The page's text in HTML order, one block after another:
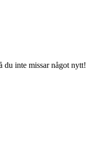
du inte missar något nytt!